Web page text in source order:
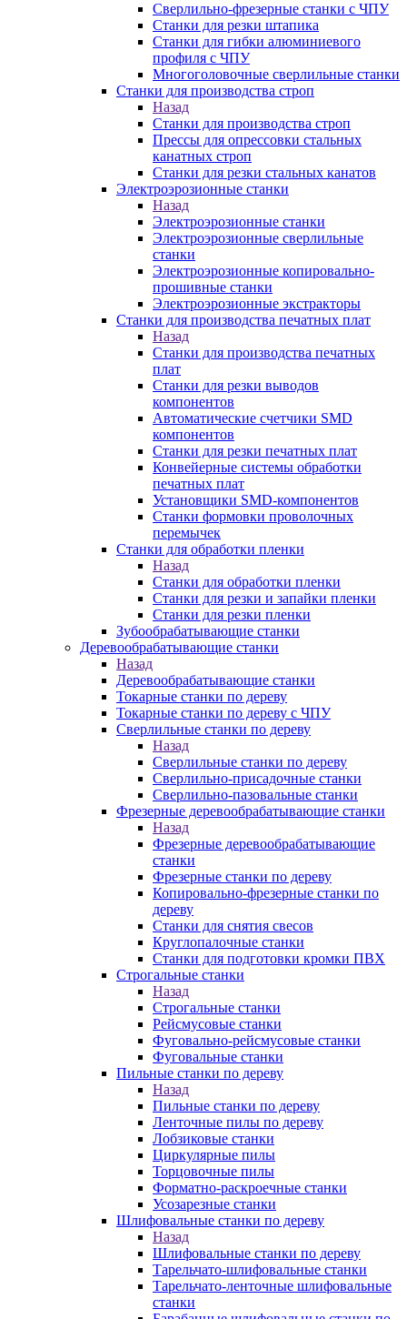
Сверлильно-фрезерные станки с ЧПУ
Станки для резки штапика
Станки для гибки алюминиевого
профиля с ЧПУ
Многоголовочные сверлильные станки
Станки для производства строп
Назад
Станки для производства строп
Прессы для опрессовки стальных
канатных строп
Станки для резки стальных канатов
Электроэрозионные станки
Назад
Электроэрозионные станки
Электроэрозионные сверлильные
станки
Электроэрозионные копировально-
прошивные станки
Электроэрозионные экстракторы
Станки для производства печатных плат
Назад
Станки для производства печатных
плат
Станки для резки выводов
компонентов
Автоматические счетчики SMD
компонентов
Станки для резки печатных плат
Конвейерные системы обработки
печатных плат
Установщики SMD-компонентов
Станки формовки проволочных
перемычек
Станки для обработки пленки
Назад
Станки для обработки пленки
Станки для резки и запайки пленки
Станки для резки пленки
Зубообрабатывающие станки
Деревообрабатывающие станки
Назад
Деревообрабатывающие станки
Токарные станки по дереву
Токарные станки по дереву с ЧПУ
Сверлильные станки по дереву
Назад
Сверлильные станки по дереву
Сверлильно-присадочные станки
Сверлильно-пазовальные станки
Фрезерные деревообрабатывающие станки
Назад
Фрезерные деревообрабатывающие
станки
Фрезерные станки по дереву
Копировально-фрезерные станки по
дереву
Станки для снятия свесов
Круглопалочные станки
Станки для подготовки кромки ПВХ
Строгальные станки
Назад
Строгальные станки
Рейсмусовые станки
Фуговально-рейсмусовые станки
Фуговальные станки
Пильные станки по дереву
Назад
Пильные станки по дереву
Ленточные пилы по дереву
Лобзиковые станки
Циркулярные пилы
Торцовочные пилы
Форматно-раскроечные станки
Усозарезные станки
Шлифовальные станки по дереву
Назад
Шлифовальные станки по дереву
Тарельчато-шлифовальные станки
Тарельчато-ленточные шлифовальные
станки